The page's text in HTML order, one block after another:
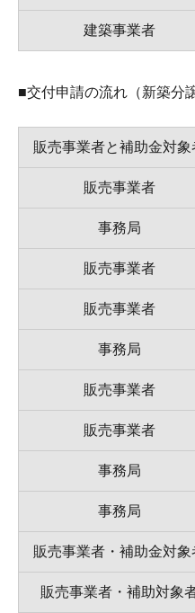
建築事業者
■交付申請の流れ（新築分
販売事業者と補助金対象
販売事業者
事務局
販売事業者
販売事業者
事務局
販売事業者
販売事業者
事務局
事務局
販売事業者・補助金対象
販売事業者・補助対象